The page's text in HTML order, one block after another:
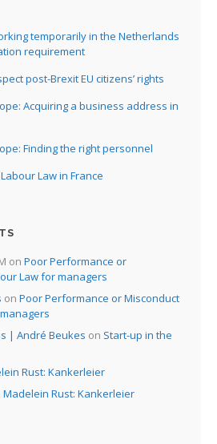
temporarily in the Netherlands
requirement
post-Brexit EU citizens’ rights
Acquiring a business address in
Finding the right personnel
Law in France
on Poor Performance or
Law for managers
on Poor Performance or Misconduct
| André Beukes on Start-up in the
Rust: Kankerleier
Madelein Rust: Kankerleier